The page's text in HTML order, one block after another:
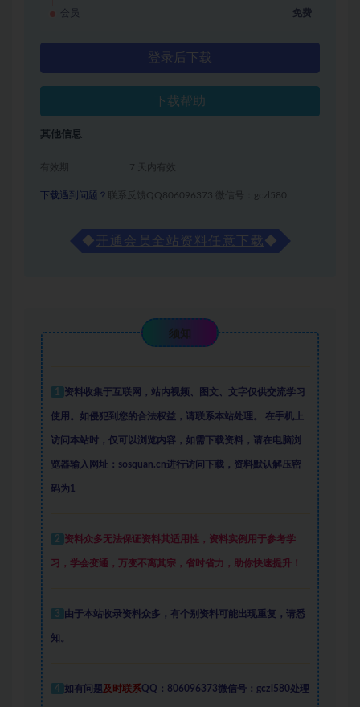
会员 免费
登录后下载
下载帮助
其他信息
有效期 7 天内有效
下载遇到问题？ 联系反馈QQ806096373 微信号：gczl580
◆ 开通会员全站资料任意下载◆
须知
1 资料收集于互联网 ， 站内视频、图文、文字仅供交流学习
使用。如侵犯到您的合法权益，请联系本站处理。 在手机上
访问本站时，仅可以浏览内容，如需下载资料，请在电脑浏
览器输入网址：sosquan.cn进行访问下载， 资料默认解压密
码为1
2 资料众多无法保证资料其适用性，资料实例 用于参考学
习，学会变通，万变不离其宗，省时省力，助你快速提升！
3 由于本站收录资料众多，有个别资料可能出现重复，请悉
知。
4 如有问题及时联系QQ：806096373微信号：gczl580处理